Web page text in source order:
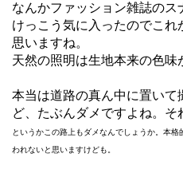
なんかファッション雑誌のス
けっこう気に入ったのでこれ
思いますね。
天然の照明は生地本来の色味
本当は道路の真ん中に置いて
ど、たぶんダメですよね。そ
というかこの路上もダメなんでしょうか。本
われないと思いますけども。